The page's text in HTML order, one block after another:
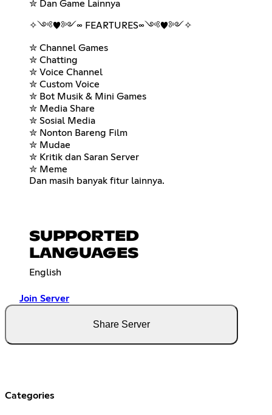
✮ Dan Game Lainnya
✧༺♥༻∞ FEARTURES∞༺♥༻✧
✮ Channel Games
✮ Chatting
✮ Voice Channel
✮ Custom Voice
✮ Bot Musik & Mini Games
✮ Media Share
✮ Sosial Media
✮ Nonton Bareng Film
✮ Mudae
✮ Kritik dan Saran Server
✮ Meme
Dan masih banyak fitur lainnya.
SUPPORTED
LANGUAGES
English
Join Server
Share Server
Categories